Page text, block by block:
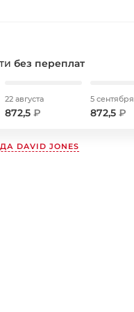
без переплат
22 августа
872,5 ₽
5 сентября
872,5 ₽
DAVID JONES